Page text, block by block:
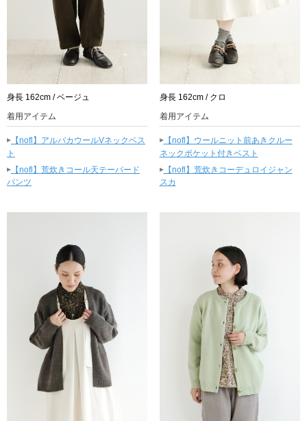
身長 162cm / ベージュ
着用アイテム
▸ 【nofl】アルパカウールVネックベス
ト
▸ 【nofl】荒炊きコール天テーパード
パンツ
身長 162cm / クロ
着用アイテム
▸【nofl】ウールニット前あきクルー
ネックポケット付きベスト
▸【nofl】荒炊きコーデュロイジャン
スカ